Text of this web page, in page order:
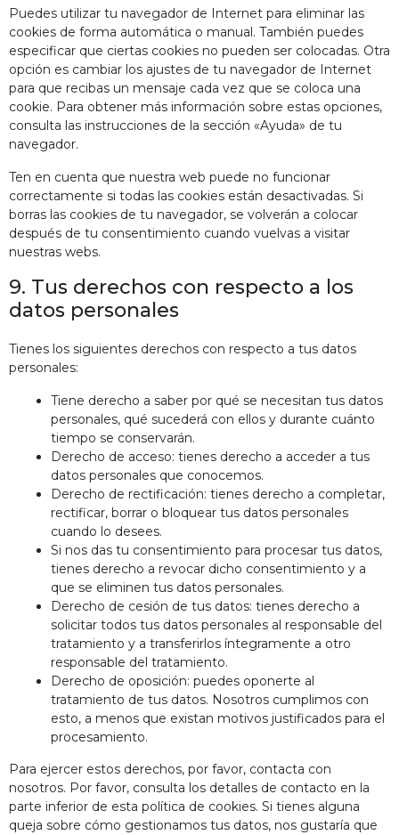
Puedes utilizar tu navegador de Internet para eliminar las
cookies de forma automática o manual. También puedes
especificar que ciertas cookies no pueden ser colocadas. Otra
opción es cambiar los ajustes de tu navegador de Internet
para que recibas un mensaje cada vez que se coloca una
cookie. Para obtener más información sobre estas opciones,
consulta las instrucciones de la sección «Ayuda» de tu
navegador.
Ten en cuenta que nuestra web puede no funcionar
correctamente si todas las cookies están desactivadas. Si
borras las cookies de tu navegador, se volverán a colocar
después de tu consentimiento cuando vuelvas a visitar
nuestras webs.
9. Tus derechos con respecto a los
datos personales
Tienes los siguientes derechos con respecto a tus datos
personales:
Tiene derecho a saber por qué se necesitan tus datos
personales, qué sucederá con ellos y durante cuánto
tiempo se conservarán.
Derecho de acceso: tienes derecho a acceder a tus
datos personales que conocemos.
Derecho de rectificación: tienes derecho a completar,
rectificar, borrar o bloquear tus datos personales
cuando lo desees.
Si nos das tu consentimiento para procesar tus datos,
tienes derecho a revocar dicho consentimiento y a
que se eliminen tus datos personales.
Derecho de cesión de tus datos: tienes derecho a
solicitar todos tus datos personales al responsable del
tratamiento y a transferirlos íntegramente a otro
responsable del tratamiento.
Derecho de oposición: puedes oponerte al
tratamiento de tus datos. Nosotros cumplimos con
esto, a menos que existan motivos justificados para el
procesamiento.
Para ejercer estos derechos, por favor, contacta con
nosotros. Por favor, consulta los detalles de contacto en la
parte inferior de esta política de cookies. Si tienes alguna
queja sobre cómo gestionamos tus datos, nos gustaría que